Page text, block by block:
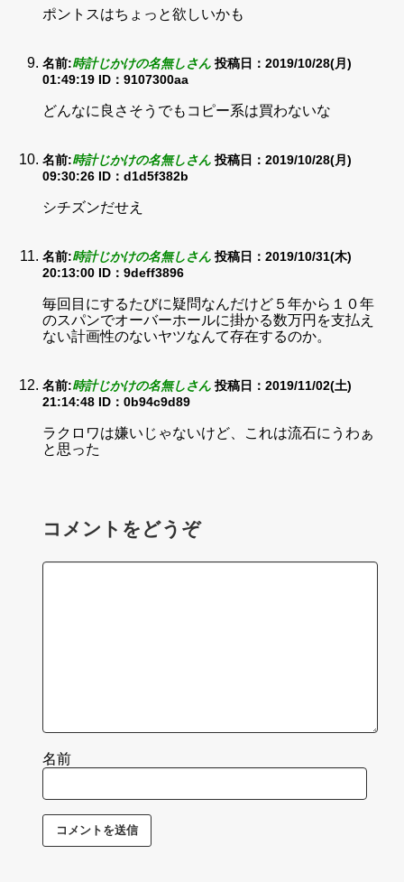
ポントスはちょっと欲しいかも
名前:時計じかけの名無しさん 投稿日：2019/10/28(月)
01:49:19 ID：9107300aa
どんなに良さそうでもコピー系は買わないな
名前:時計じかけの名無しさん 投稿日：2019/10/28(月)
09:30:26 ID：d1d5f382b
シチズンだせえ
名前:時計じかけの名無しさん 投稿日：2019/10/31(木)
20:13:00 ID：9deff3896
毎回目にするたびに疑問なんだけど５年から１０年
のスパンでオーバーホールに掛かる数万円を支払え
ない計画性のないヤツなんて存在するのか。
名前:時計じかけの名無しさん 投稿日：2019/11/02(土)
21:14:48 ID：0b94c9d89
ラクロワは嫌いじゃないけど、これは流石にうわぁ
と思った
コメントをどうぞ
名前